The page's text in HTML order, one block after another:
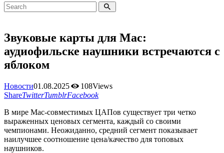
Звуковые карты для Mac:
аудиофильске наушники встречаются с
яблоком
Новости01.08.2025 108Views
ShareTwitterTumblrFacebook
В мире Mac-совместимых ЦАПов существует три четко
выраженных ценовых сегмента, каждый со своими
чемпионами. Неожиданно, средний сегмент показывает
наилучшее соотношение цена/качество для топовых
наушников.